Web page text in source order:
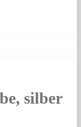
silber